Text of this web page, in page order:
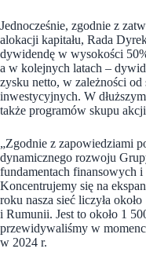
Jednocześnie, zgodnie z
alokacji kapitału, Rada
dywidendę w wysokości
a w kolejnych latach –
zysku netto, w zależności
inwestycyjnych. W
także programów skupu
„Zgodnie z zapowiedziami
dynamicznego rozwoju
fundamentach finansowych i
Koncentrujemy się na
roku nasza sieć liczyła
i Rumunii. Jest to około 1
przewidywaliśmy w
w 2024 r.